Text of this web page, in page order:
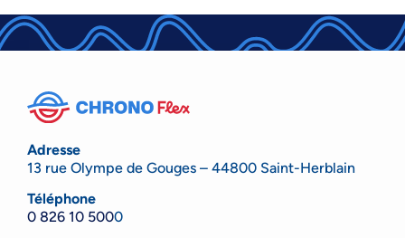
Adresse
13 rue Olympe de Gouges – 44800 Saint-Herblain
Téléphone
0 826 10 5000